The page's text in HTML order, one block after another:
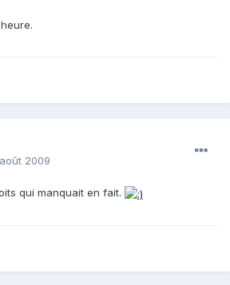
2009
qui manquait en fait.